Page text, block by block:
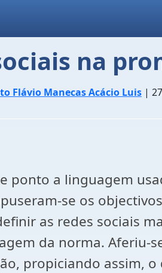
na
Flávio Manecas Acácio Luis |
ponto a linguagem
se os
as redes sociais
da norma.
propiciando assim,